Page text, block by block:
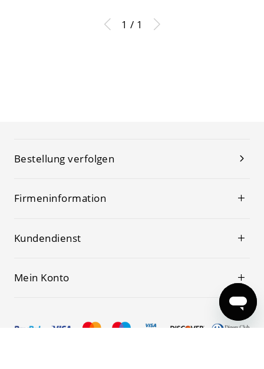
1 / 1
Bestellung verfolgen
Firmeninformation
Kundendienst
Mein Konto